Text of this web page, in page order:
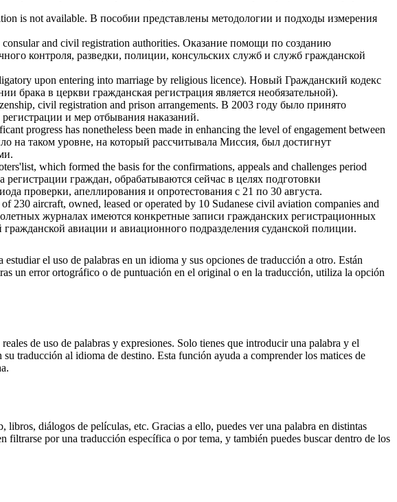
is not available. В пособии представлены методологии и подходы измерения
and civil registration authorities. Оказание помощи по созданию
контроля, разведки, полиции, консульских служб и служб гражданской
upon entering into marriage by religious licence). Новый Гражданский кодекс
брака в церкви гражданская регистрация является необязательной).
civil registration and prison arrangements. В 2003 году было принято
регистрации и мер отбывания наказаний.
progress has nonetheless been made in enhancing the level of engagement between
на таком уровне, на который рассчитывала Миссия, был достигнут
which formed the basis for the confirmations, appeals and challenges period
граждан, обрабатываются сейчас в целях подготовки
проверки, апеллирования и опротестования с 21 по 30 августа.
230 aircraft, owned, leased or operated by 10 Sudanese civil aviation companies and
журналах имеются конкретные записи гражданских регистрационных
авиации и авиационного подразделения суданской полиции.
el uso de palabras en un idioma y sus opciones de traducción a otro. Están
un error ortográfico o de puntuación en el original o en la traducción, utiliza la opción
de uso de palabras y expresiones. Solo tienes que introducir una palabra y el
traducción al idioma de destino. Esta función ayuda a comprender los matices de
diálogos de películas, etc. Gracias a ello, puedes ver una palabra en distintas
por una traducción específica o por tema, y también puedes buscar dentro de los